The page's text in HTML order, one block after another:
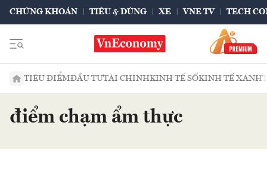
CHỨNG KHOÁN TIÊU & DÙNG XE VNE TV TECH
TIÊU ĐIỂMĐẦU TƯTÀI CHÍNHKINH TẾ SỐKINH TẾ XANH
điểm chạm ẩm thực